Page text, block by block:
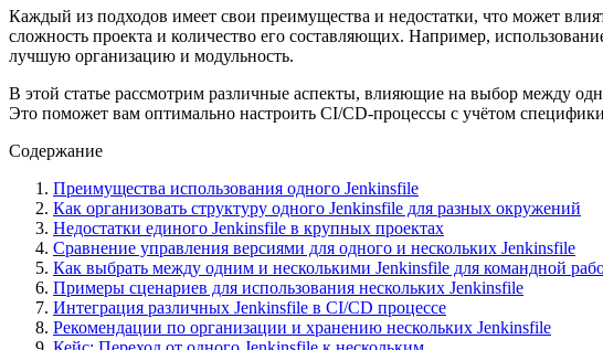
Каждый из подходов имеет свои преимущества и недостатки, что может
сложность проекта и количество его составляющих. Например,
лучшую организацию и модульность.
В этой статье рассмотрим различные аспекты, влияющие на выбор между
Это поможет вам оптимально настроить CI/CD-процессы с учётом
Содержание
Преимущества использования одного Jenkinsfile
Как организовать структуру одного Jenkinsfile для разных окружений
Недостатки единого Jenkinsfile в крупных проектах
Сравнение управления версиями для одного и нескольких Jenkinsfile
Как выбрать между одним и несколькими Jenkinsfile для командной
Примеры сценариев для использования нескольких Jenkinsfile
Интеграция различных Jenkinsfile в CI/CD процессе
Рекомендации по организации и хранению нескольких Jenkinsfile